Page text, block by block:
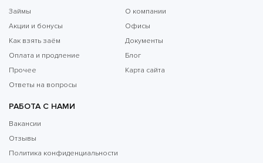
Займы
Акции и бонусы
Как взять заём
Оплата и продление
Прочее
Ответы на вопросы
О компании
Офисы
Документы
Блог
Карта сайта
РАБОТА С НАМИ
Вакансии
Отзывы
Политика конфиденциальности